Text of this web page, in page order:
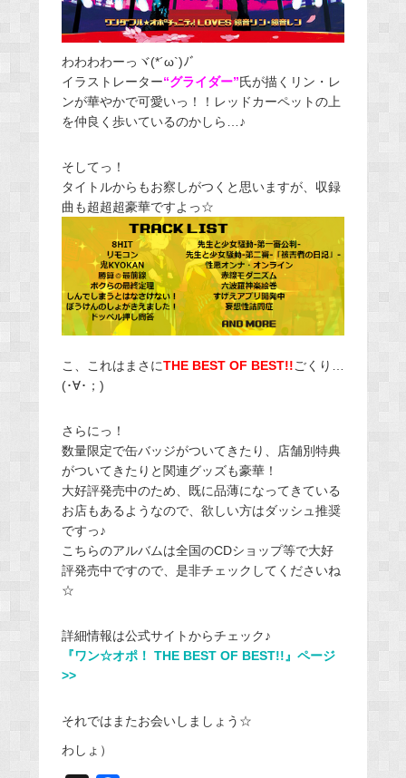
わわわわーっヾ(*´ω`)ﾉﾞ
イラストレーター“グライダー”氏が描くリン・レ
ンが華やかで可愛いっ！！レッドカーペットの上
を仲良く歩いているのかしら…♪
そしてっ！
タイトルからもお察しがつくと思いますが、収録
曲も超超超豪華ですよっ☆
こ、これはまさにTHE BEST OF BEST!!ごくり…
(･∀･；)
さらにっ！
数量限定で缶バッジがついてきたり、店舗別特典
がついてきたりと関連グッズも豪華！
大好評発売中のため、既に品薄になってきている
お店もあるようなので、欲しい方はダッシュ推奨
ですっ♪
こちらのアルバムは全国のCDショップ等で大好
評発売中ですので、是非チェックしてくださいね
☆
詳細情報は公式サイトからチェック♪
『ワン☆オポ！ THE BEST OF BEST!!』ページ
>>
それではまたお会いしましょう☆
わしょ）